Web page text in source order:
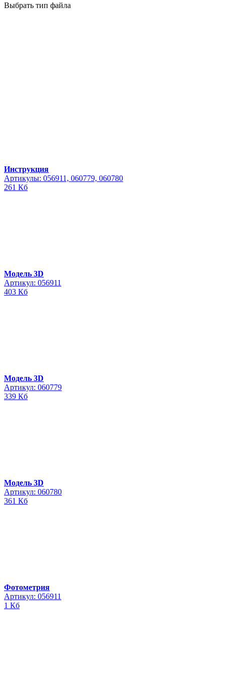
Выбрать тип файла
Инструкция
Артикулы: 056911, 060779, 060780
261 Кб
Модель 3D
Артикул: 056911
403 Кб
Модель 3D
Артикул: 060779
339 Кб
Модель 3D
Артикул: 060780
361 Кб
Фотометрия
Артикул: 056911
1 Кб